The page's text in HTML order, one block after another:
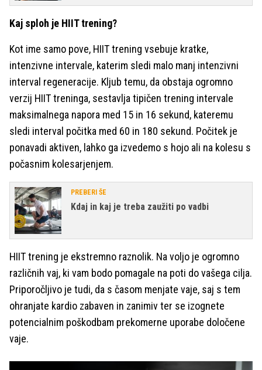
Kaj sploh je HIIT trening?
Kot ime samo pove, HIIT trening vsebuje kratke,
intenzivne intervale, katerim sledi malo manj intenzivni
interval regeneracije. Kljub temu, da obstaja ogromno
verzij HIIT treninga, sestavlja tipičen trening intervale
maksimalnega napora med 15 in 16 sekund, kateremu
sledi interval počitka med 60 in 180 sekund. Počitek je
ponavadi aktiven, lahko ga izvedemo s hojo ali na kolesu s
počasnim kolesarjenjem.
PREBERI ŠE
Kdaj in kaj je treba zaužiti po vadbi
HIIT trening je ekstremno raznolik. Na voljo je ogromno
različnih vaj, ki vam bodo pomagale na poti do vašega cilja.
Priporočljivo je tudi, da s časom menjate vaje, saj s tem
ohranjate kardio zabaven in zanimiv ter se izognete
potencialnim poškodbam prekomerne uporabe določene
vaje.